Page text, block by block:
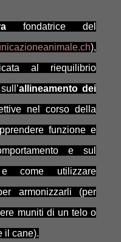
fondatrice del
),
al riequilibrio
allineamento dei
nel corso della
funzione e
e sul
e come utilizzare
armonizzarli (per
muniti di un telo o
il cane).